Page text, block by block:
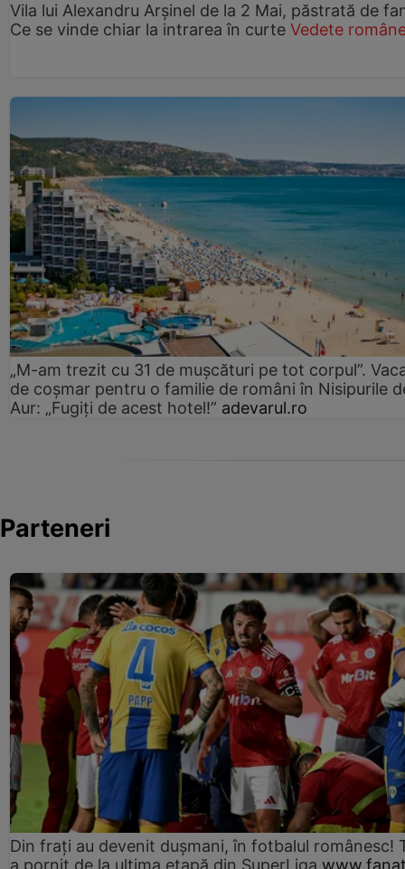
Vila lui Alexandru Arșinel de la 2 Mai, păstrată de
Ce se vinde chiar la intrarea în curte Vedete
„M-am trezit cu 31 de mușcături pe tot corpul”.
de coșmar pentru o familie de români în Nisipurile
Aur: „Fugiți de acest hotel!” adevarul.ro
Parteneri
Din frați au devenit dușmani, în fotbalul românesc!
a pornit de la ultima etapă din SuperLiga